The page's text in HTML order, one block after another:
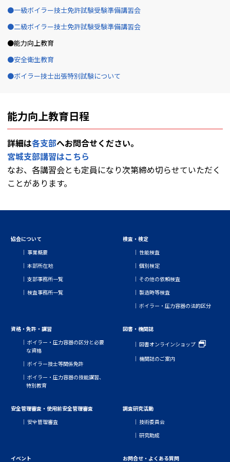
一級ボイラー技士免許試験受験準備講習会
二級ボイラー技士免許試験受験準備講習会
能力向上教育
安全衛生教育
ボイラー技士出張特別試験について
能力向上教育日程
詳細は各支部へお問合せください。
宮城支部講習はこちら
なお、各講習会とも定員になり次第締め切らせていただく
ことがあります。
協会について
事業概要
本部所在地
支部事務所一覧
検査事務所一覧
検査・検定
性能検査
個別検定
その他の依頼検査
製造時等検査
ボイラー・圧力容器の法的区分
資格・免許・講習
ボイラー・圧力容器の区分と必要
な資格
ボイラー技士等関係免許
ボイラー・圧力容器の技能講習、
特別教育
図書・機関誌
図書オンラインショップ
機関誌のご案内
安全管理審査・使用前安全管理審査
安全管理審査
調査研究活動
技術委員会
研究助成
イベント お問合せ・よくある質問